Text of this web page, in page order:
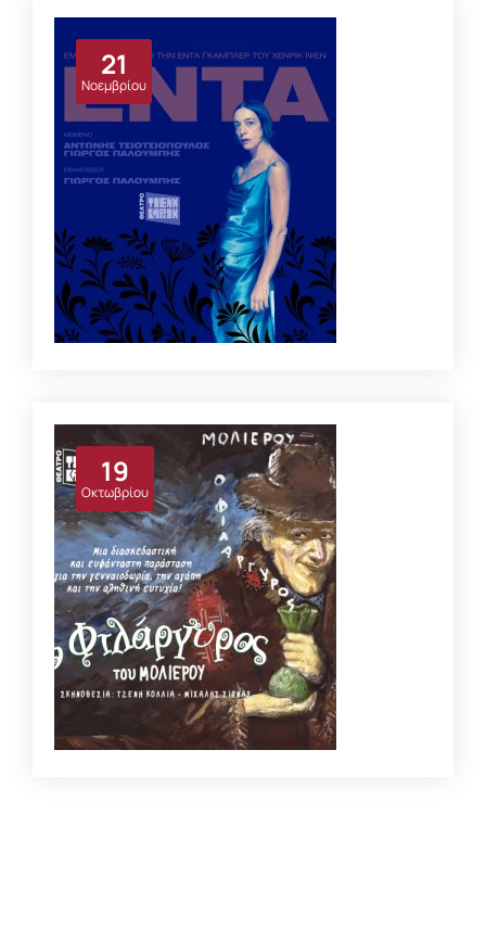
Είδος: Πρωτότυπο κείμενο
Σκηνοθεσία:
Διάρκεια:
90 λεπτά
ΛΕΠΤΟΜΈΡΕΙΕΣ
21
Νοεμβρίου
Είδος: Πρωτότυπο Κείμενο
Σκηνοθεσία: Γιώργος Παλούμπης
Διάρκεια:
100 λεπτά
ΛΕΠΤΟΜΈΡΕΙΕΣ
19
Οκτωβρίου